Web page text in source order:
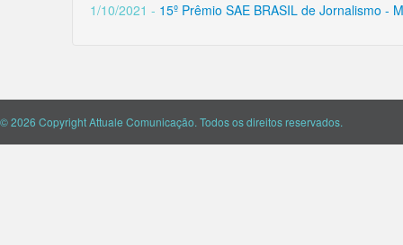
1/10/2021 - 15º Prêmio SAE BRASIL de Jornalismo -
© 2026 Copyright Attuale Comunicação. Todos os direitos reservados.